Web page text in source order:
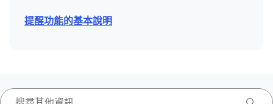
提醒功能的基本說明